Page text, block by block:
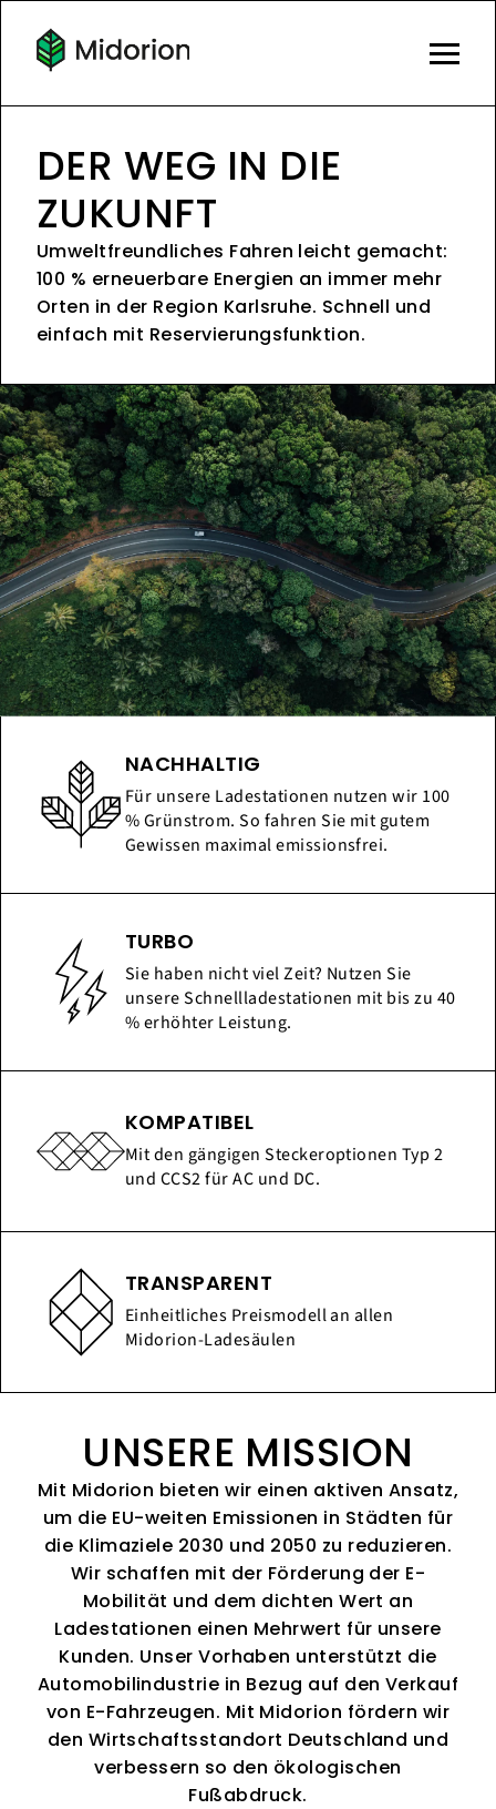
DER WEG IN DIE
ZUKUNFT
Umweltfreundliches Fahren leicht gemacht:
100 % erneuerbare Energien an immer mehr
Orten in der Region Karlsruhe. Schnell und
einfach mit Reservierungsfunktion.
NACHHALTIG
Für unsere Ladestationen nutzen wir 100
% Grünstrom. So fahren Sie mit gutem
Gewissen maximal emissionsfrei.
TURBO
Sie haben nicht viel Zeit? Nutzen Sie
unsere Schnellladestationen mit bis zu 40
% erhöhter Leistung.
KOMPATIBEL
Mit den gängigen Steckeroptionen Typ 2
und CCS2 für AC und DC.
TRANSPARENT
Einheitliches Preismodell an allen
Midorion-Ladesäulen
UNSERE MISSION
Mit Midorion bieten wir einen aktiven Ansatz,
um die EU-weiten Emissionen in Städten für
die Klimaziele 2030 und 2050 zu reduzieren.
Wir schaffen mit der Förderung der E-
Mobilität und dem dichten Wert an
Ladestationen einen Mehrwert für unsere
Kunden. Unser Vorhaben unterstützt die
Automobilindustrie in Bezug auf den Verkauf
von E-Fahrzeugen. Mit Midorion fördern wir
den Wirtschaftsstandort Deutschland und
verbessern so den ökologischen
Fußabdruck.